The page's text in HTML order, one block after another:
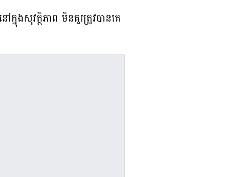
ងសុវត្ថិភាព មិនគួរត្រូវបានគេ